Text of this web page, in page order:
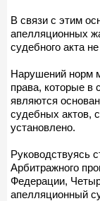
В связи с этим
апелляционных
судебного акта
Нарушений норм
права, которые в
являются
судебных актов,
установлено.
Руководствуясь
Арбитражного
Федерации,
апелляционный